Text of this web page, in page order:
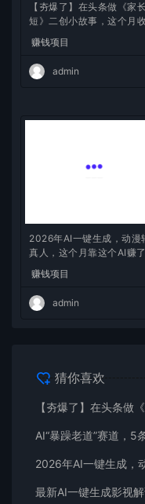
【夯爆了】在头条做《家
短》二创小故事，这个月
2w+
赚钱项目
admin
2026年AI一键生成，动漫
真人，这个月靠这个AI赚
W+
赚钱项目
admin
猜你喜欢